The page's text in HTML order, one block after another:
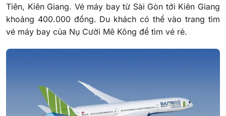
Tiên, Kiên Giang. Vé máy bay từ Sài Gòn tới Kiên Giang
khoảng 400.000 đồng. Du khách có thể vào trang tìm
vé máy bay của Nụ Cười Mê Kông để tìm vé rẻ.